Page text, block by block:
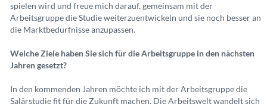
spielen wird und freue mich darauf, gemeinsam mit der
Arbeitsgruppe die Studie weiterzuentwickeln und sie noch besser an
die Marktbedürfnisse anzupassen.
Welche Ziele haben Sie sich für die Arbeitsgruppe in den nächsten
Jahren gesetzt?
In den kommenden Jahren möchte ich mit der Arbeitsgruppe die
Salärstudie fit für die Zukunft machen. Die Arbeitswelt wandelt sich